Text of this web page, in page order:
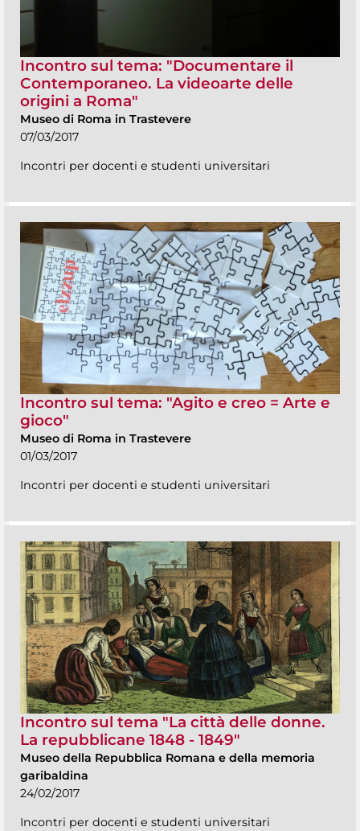
Incontro sul tema: "Documentare il
Contemporaneo. La videoarte delle
origini a Roma"
Museo di Roma in Trastevere
07/03/2017
Incontri per docenti e studenti universitari
Incontro sul tema: "Agito e creo = Arte e
gioco"
Museo di Roma in Trastevere
01/03/2017
Incontri per docenti e studenti universitari
Incontro sul tema "La città delle donne.
La repubblicane 1848 - 1849"
Museo della Repubblica Romana e della memoria
garibaldina
24/02/2017
Incontri per docenti e studenti universitari